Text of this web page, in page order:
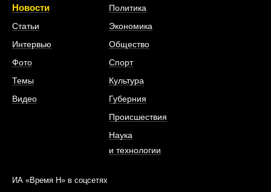
Новости
Статьи
Интервью
Фото
Темы
Видео
Политика
Экономика
Общество
Спорт
Культура
Губерния
Происшествия
Наука
и технологии
ИА «Время Н» в соцсетях